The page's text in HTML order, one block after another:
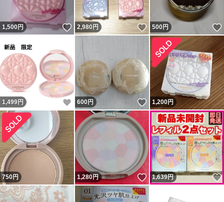
1,500円 いいね！
2,980円 いいね！
500円
1,499円 いいね！
600円 いいね！
1,200円
750円 1,280円 いいね！
1,639円